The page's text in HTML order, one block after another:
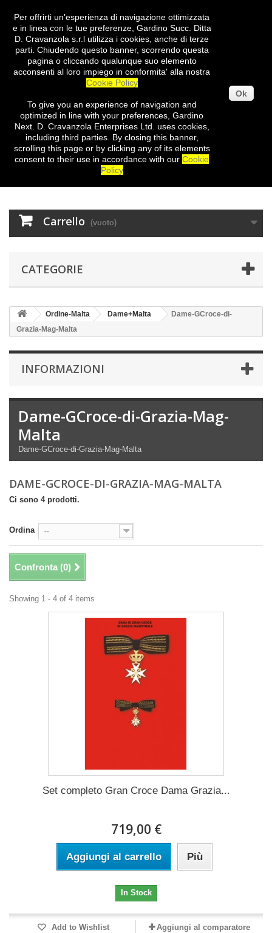
Carrello (vuoto)
CATEGORIE
Ordine-Malta Dame+Malta
Dame-GCroce-di-
Grazia-Mag-Malta
INFORMAZIONI
Dame-GCroce-di-Grazia-Mag-
Malta
Dame-GCroce-di-Grazia-Mag-Malta
DAME-GCROCE-DI-GRAZIA-MAG-MALTA
Ci sono 4 prodotti.
Ordina --
Confronta (0)
Showing 1 - 4 of 4 items
Set completo Gran Croce Dama Grazia...
719,00 €
Aggiungi al carrello Più
In Stock
Add to Wishlist Aggiungi al comparatore
Per offrirti un'esperienza di navigazione ottimizzata
e in linea con le tue preferenze, Gardino Succ. Ditta
D. Cravanzola s.r.l utilizza i cookies, anche di terze
parti. Chiudendo questo banner, scorrendo questa
pagina o cliccando qualunque suo elemento
acconsenti al loro impiego in conformita' alla nostra
Cookie Policy
To give you an experience of navigation and
optimized in line with your preferences Gardino
Next. D. Cravanzola Enterprises Ltd. uses cookies,
including third parties. By closing this banner,
scrolling this page or by clicking any of its elements
consent to their use in accordance with our Cookie
Policy
Ok